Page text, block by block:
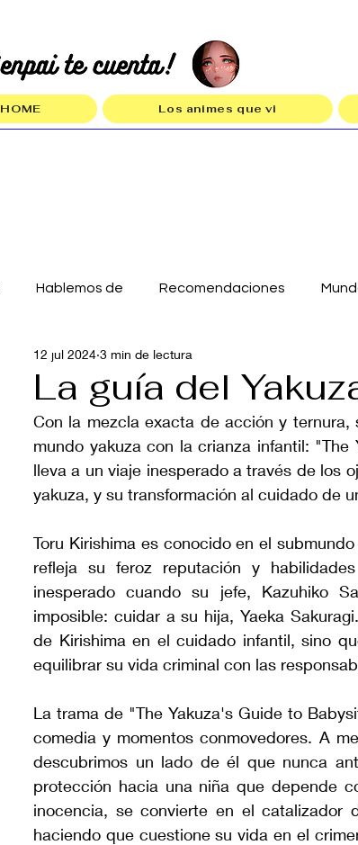
HOME Los animes que vi
Hablemos de Recomendaciones
La guía del
12 jul 2024 3 min de lectura
Con la mezcla exacta de acción y
mundo yakuza con la crianza infantil:
lleva a un viaje inesperado a través de los
yakuza, y su transformación al cuidado de
Toru Kirishima es conocido en el
refleja su feroz reputación y
inesperado cuando su jefe, Kazuhiko
imposible: cuidar a su hija, Yaeka
de Kirishima en el cuidado infantil, sino
equilibrar su vida criminal con las
La trama de "The Yakuza's Guide to
comedia y momentos conmovedores. A
descubrimos un lado de él que nunca
protección hacia una niña que depende
inocencia, se convierte en el catalizador
haciendo que cuestione su vida en el